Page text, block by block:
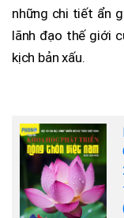
những chi tiết ẩn
lãnh đạo thế giới
kịch bản xấu.